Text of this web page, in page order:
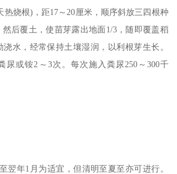
热烧根)，距17～20厘米，顺序斜放三四根种
后覆土，使苗芽露出地面1/3，随即覆盖稻
水，经常保持土壤湿润，以利根芽生长。
尿或铵2～3次。每次施入粪尿250～300千
翌年1月为适宜，但清明至夏至亦可进行。